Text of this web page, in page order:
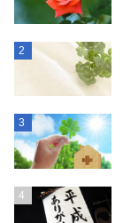
2
3
4